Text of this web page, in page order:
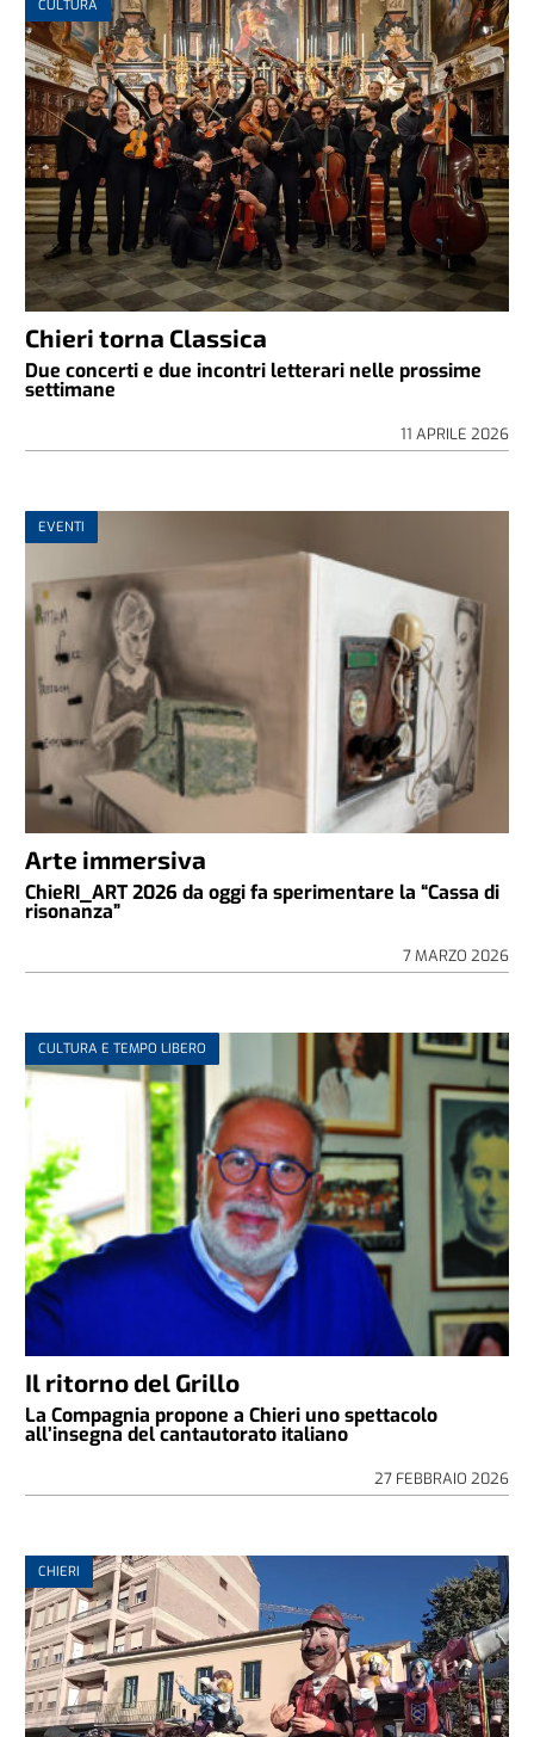
CULTURA
Chieri torna Classica
Due concerti e due incontri letterari nelle prossime
settimane
11 APRILE 2026
EVENTI
Arte immersiva
ChieRI_ART 2026 da oggi fa sperimentare la “Cassa di
risonanza”
7 MARZO 2026
CULTURA E TEMPO LIBERO
Il ritorno del Grillo
La Compagnia propone a Chieri uno spettacolo
all’insegna del cantautorato italiano
27 FEBBRAIO 2026
CHIERI